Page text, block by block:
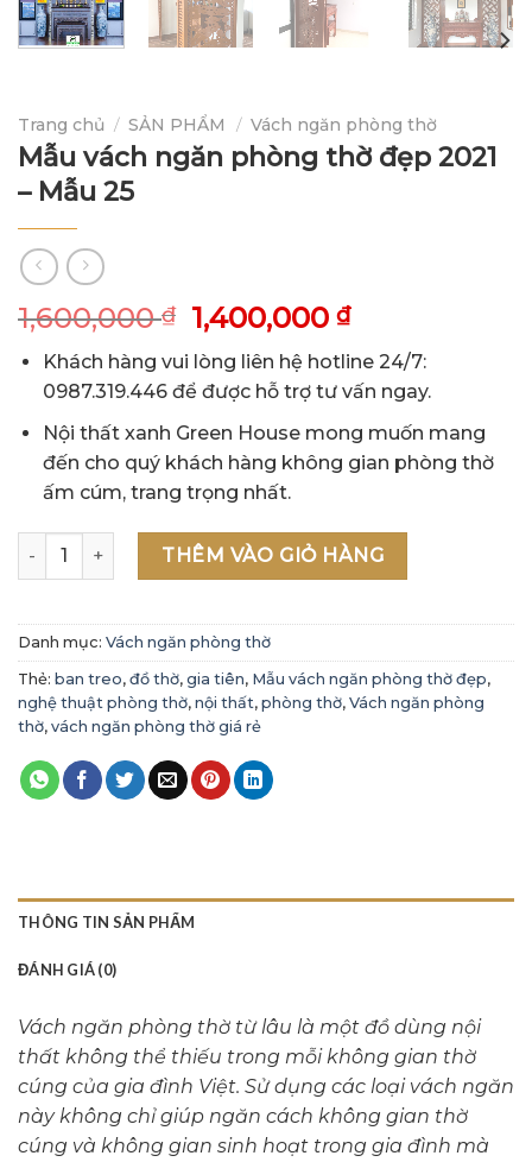
Trang chủ / SẢN PHẨM / Vách ngăn phòng thờ
Mẫu vách ngăn phòng thờ đẹp 2021
– Mẫu 25
1,600,000₫
Giá
gốc
là:
1,600,000 ₫.
1,400,000₫Giá
hiện
tại
là:
1,400,000 ₫.
Khách hàng vui lòng liên hệ hotline 24/7:
0987.319.446 để được hỗ trợ tư vấn ngay.
Nội thất xanh Green House mong muốn mang
đến cho quý khách hàng không gian phòng thờ
ấm cúm, trang trọng nhất.
Mẫu vách ngăn phòng thờ đẹp 2021 - Mẫu 25 số lượng
THÊM VÀO GIỎ HÀNG
Danh mục: Vách ngăn phòng thờ
Thẻ: ban treo, đồ thờ, gia tiên, Mẫu vách ngăn phòng thờ đẹp,
nghệ thuật phòng thờ, nội thất, phòng thờ, Vách ngăn phòng
thờ, vách ngăn phòng thờ giá rẻ
THÔNG TIN SẢN PHẨM
ĐÁNH GIÁ (0)
Vách ngăn phòng thờ từ lâu là một đồ dùng nội
thất không thể thiếu trong mỗi không gian thờ
cúng của gia đình Việt. Sử dụng các loại vách ngăn
này không chỉ giúp ngăn cách không gian thờ
cúng và không gian sinh hoạt trong gia đình mà